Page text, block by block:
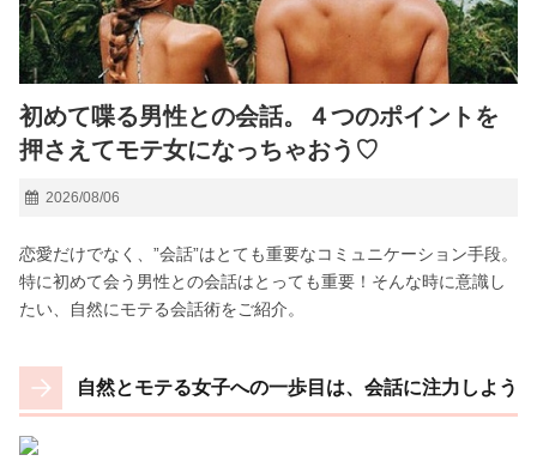
初めて喋る男性との会話。４つのポイントを
押さえてモテ女になっちゃおう♡
2026/08/06
恋愛だけでなく、”会話”はとても重要なコミュニケーション手段。
特に初めて会う男性との会話はとっても重要！そんな時に意識し
たい、自然にモテる会話術をご紹介。
自然とモテる女子への一歩目は、会話に注力しよう